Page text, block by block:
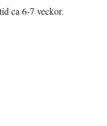
ca 6-7 veckor.